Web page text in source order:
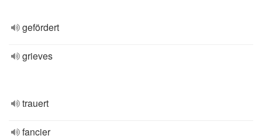
gefördert
grieves
trauert
fancier